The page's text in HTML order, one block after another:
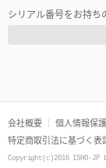
シリアル番号をお持ち
会社概要 個人情報保
特定商取引法に基づく表
Copyright(c)2016 ISHO-